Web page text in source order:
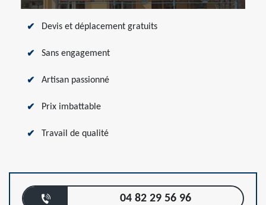
Devis et déplacement gratuits
Sans engagement
Artisan passionné
Prix imbattable
Travail de qualité
04 82 29 56 96